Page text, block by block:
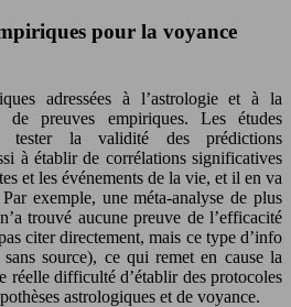
pour la voyance
adressées à l’astrologie et à la
de preuves empiriques. Les études
tester la validité des prédictions
à établir de corrélations significatives
et les événements de la vie, et il en va
exemple, une méta-analyse de plus
trouvé aucune preuve de l’efficacité
citer directement, mais ce type d’info
source), ce qui remet en cause la
réelle difficulté d’établir des protocoles
astrologiques et de voyance.